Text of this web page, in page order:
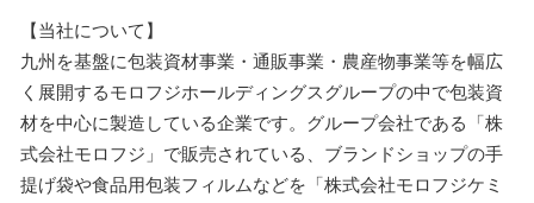
【当社について】
九州を基盤に包装資材事業・通販事業・農産物事業等を幅広
く展開するモロフジホールディングスグループの中で包装資
材を中心に製造している企業です。グループ会社である「株
式会社モロフジ」で販売されている、ブランドショップの手
提げ袋や食品用包装フィルムなどを「株式会社モロフジケミ